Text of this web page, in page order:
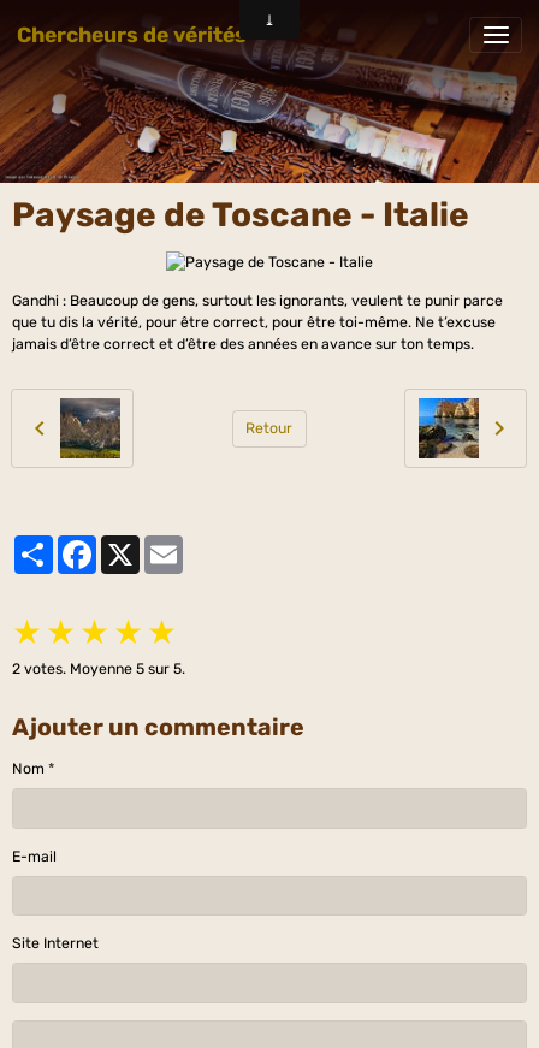
Chercheurs de vérités
Paysage de Toscane - Italie
Gandhi : Beaucoup de gens, surtout les ignorants, veulent te punir parce
que tu dis la vérité, pour être correct, pour être toi-même. Ne t’excuse
jamais d’être correct et d’être des années en avance sur ton temps.
Retour
PartagerFacebook
★ ★ ★ ★ ★
2 votes. Moyenne 5 sur 5.
Ajouter un commentaire
Nom
E-mail
Site Internet